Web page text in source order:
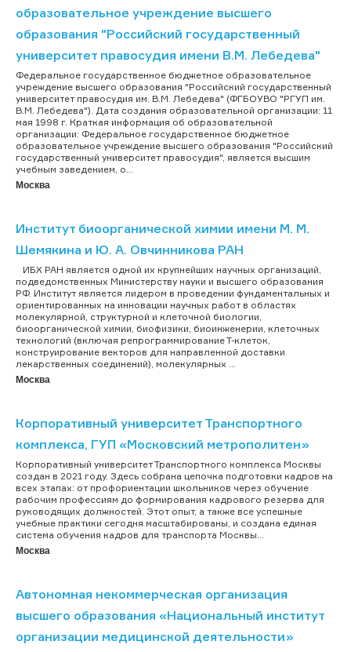
образовательное учреждение высшего
образования "Российский государственный
университет правосудия имени В.М. Лебедева"
Федеральное государственное бюджетное образовательное
учреждение высшего образования "Российский государственный
университет правосудия им. В.М. Лебедева" (ФГБОУВО "РГУП им.
В.М. Лебедева"). Дата создания образовательной организации: 11
мая 1998 г. Краткая информация об образовательной
организации: Федеральное государственное бюджетное
образовательное учреждение высшего образования "Российский
государственный университет правосудия", является высшим
учебным заведением, о...
Москва
Институт биоорганической химии имени М. М.
Шемякина и Ю. А. Овчинникова РАН
ИБХ РАН является одной их крупнейших научных организаций,
подведомственных Министерству науки и высшего образования
РФ. Институт является лидером в проведении фундаментальных и
ориентированных на инновации научных работ в областях
молекулярной, структурной и клеточной биологии,
биоорганической химии, биофизики, биоинженерии, клеточных
технологий (включая репрограммирование Т-клеток,
конструирование векторов для направленной доставки
лекарственных соединений), молекулярных ...
Москва
Корпоративный университет Транспортного
комплекса, ГУП «Московский метрополитен»
Корпоративный университет Транспортного комплекса Москвы
создан в 2021 году. Здесь собрана цепочка подготовки кадров на
всех этапах: от профориентации школьников через обучение
рабочим профессиям до формирования кадрового резерва для
руководящих должностей. Этот опыт, а также все успешные
учебные практики сегодня масштабированы, и создана единая
система обучения кадров для транспорта Москвы...
Москва
Автономная некоммерческая организация
высшего образования «Национальный институт
организации медицинской деятельности»